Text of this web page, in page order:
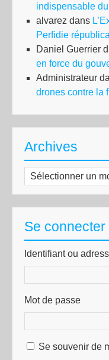
indispensable
alvarez dans
Perfidie
Daniel Guerrier
en force du
Administrateur
drones contre la
Archives
Archives
Se connecter
Identifiant ou
Mot de passe
Se souvenir de